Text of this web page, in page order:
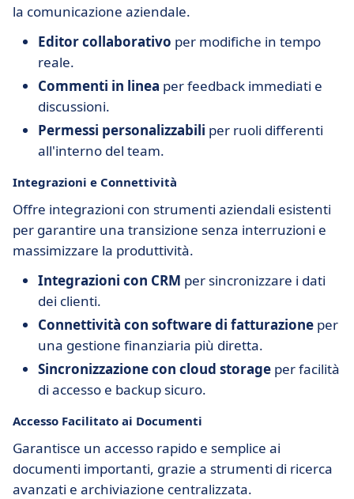
la comunicazione aziendale.
Editor collaborativo per modifiche in tempo
reale.
Commenti in linea per feedback immediati e
discussioni.
Permessi personalizzabili per ruoli differenti
all'interno del team.
Integrazioni e Connettività
Offre integrazioni con strumenti aziendali esistenti
per garantire una transizione senza interruzioni e
massimizzare la produttività.
Integrazioni con CRM per sincronizzare i dati
dei clienti.
Connettività con software di fatturazione per
una gestione finanziaria più diretta.
Sincronizzazione con cloud storage per facilità
di accesso e backup sicuro.
Accesso Facilitato ai Documenti
Garantisce un accesso rapido e semplice ai
documenti importanti, grazie a strumenti di ricerca
avanzati e archiviazione centralizzata.